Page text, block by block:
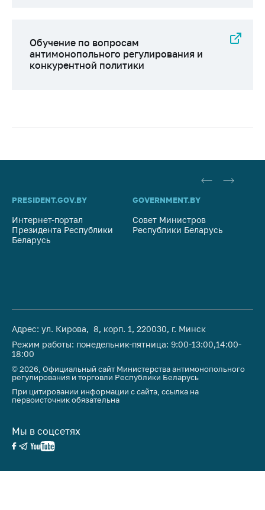
Обучение по вопросам
антимонопольного регулирования и
конкурентной политики
PRESIDENT.GOV.BY
Интернет-портал
Президента Республики
Беларусь
GOVERNMENT.BY
Совет Министров
Республики Беларусь
Адрес: ул. Кирова, 8, корп. 1, 220030, г. Минск
Режим работы: понедельник-пятница: 9:00-13:00,14:00-
18:00
© 2026, Официальный сайт Министерства антимонопольного
регулирования и торговли Республики Беларусь
При цитировании информации с сайта, ссылка на
первоисточник обязательна
Мы в соцсетях